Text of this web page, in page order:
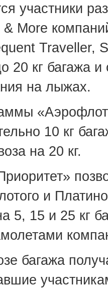
участники
More
Traveller,
20 кг багажа
на лыжах.
10 кг
на 20 кг.
и
5, 15 и 25 кг
багажа